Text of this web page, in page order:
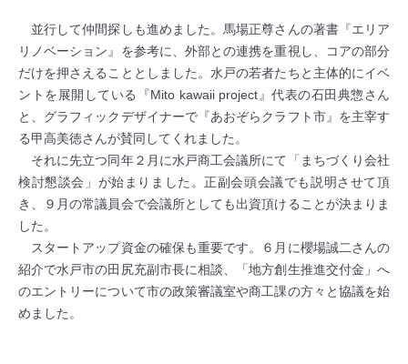
並行して仲間探しも進めました。馬場正尊さんの著書『エリア
リノベーション』を参考に、外部との連携を重視し、コアの部分
だけを押さえることとしました。水戸の若者たちと主体的にイベ
ントを展開している『Mito kawaii project』代表の石田典惣さん
と、グラフィックデザイナーで『あおぞらクラフト市』を主宰す
る甲高美徳さんが賛同してくれました。
それに先立つ同年２月に水戸商工会議所にて「まちづくり会社
検討懇談会」が始まりました。正副会頭会議でも説明させて頂
き、９月の常議員会で会議所としても出資頂けることが決まりま
した。
スタートアップ資金の確保も重要です。６月に櫻場誠二さんの
紹介で水戸市の田尻充副市長に相談、「地方創生推進交付金」へ
のエントリーについて市の政策審議室や商工課の方々と協議を始
めました。